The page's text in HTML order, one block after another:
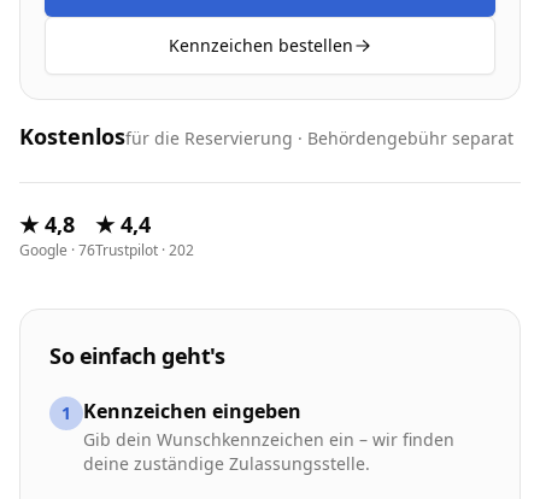
Kennzeichen bestellen
Kostenlosfür die Reservierung · Behördengebühr separat
★ 4,8
Google · 76
★ 4,4
Trustpilot · 202
So einfach geht's
1 Kennzeichen eingeben
Gib dein Wunschkennzeichen ein – wir finden
deine zuständige Zulassungsstelle.